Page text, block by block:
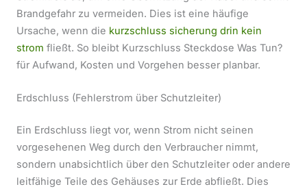
Brandgefahr zu vermeiden. Dies ist eine häufige
Ursache, wenn die kurzschluss sicherung drin kein
strom fließt. So bleibt Kurzschluss Steckdose Was Tun?
für Aufwand, Kosten und Vorgehen besser planbar.
Erdschluss (Fehlerstrom über Schutzleiter)
Ein Erdschluss liegt vor, wenn Strom nicht seinen
vorgesehenen Weg durch den Verbraucher nimmt,
sondern unabsichtlich über den Schutzleiter oder andere
leitfähige Teile des Gehäuses zur Erde abfließt. Dies